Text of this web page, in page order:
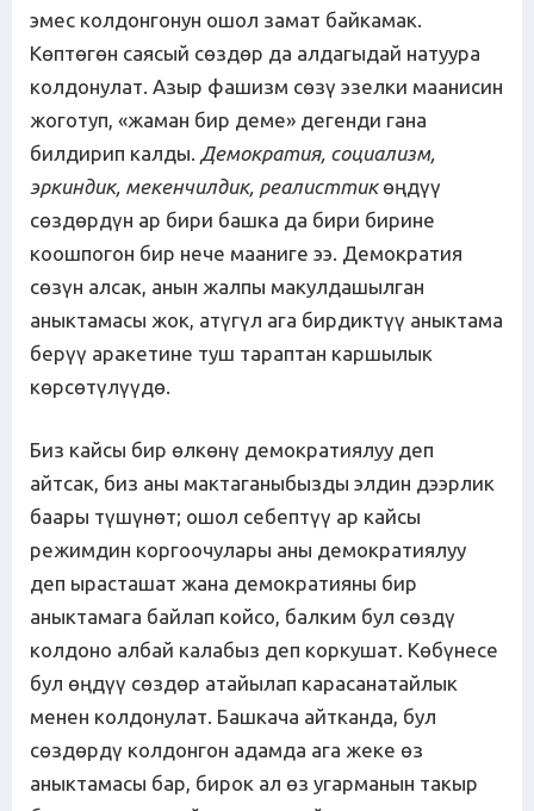
эмес колдонгонун ошол замат байкамак.
Көптөгөн саясый сөздөр да алдагыдай натуура
колдонулат. Азыр фашизм сөзү эзелки маанисин
жоготуп, «жаман бир деме» дегенди гана
билдирип калды. Демократия, социализм,
эркиндик, мекенчилдик, реалисттикөңдүү
сөздөрдүн ар бири башка да бири бирине
коошпогон бир нече мааниге ээ. Демократия
сөзүн алсак, анын жалпы макулдашылган
аныктамасы жок, атүгүл ага бирдиктүү аныктама
берүү аракетине туш тараптан каршылык
көрсөтүлүүдө.
Биз кайсы бир өлкөнү демократиялуу деп
айтсак, биз аны мактаганыбызды элдин дээрлик
баары түшүнөт; ошол себептүү ар кайсы
режимдин коргоочулары аны демократиялуу
деп ырасташат жана демократияны бир
аныктамага байлап койсо, балким бул сөздү
колдоно албай калабыз деп коркушат. Көбүнесе
бул өңдүү сөздөр атайылап карасанатайлык
менен колдонулат. Башкача айтканда, бул
сөздөрдү колдонгон адамда ага жеке өз
аныктамасы бар, бирок ал өз угарманын такыр